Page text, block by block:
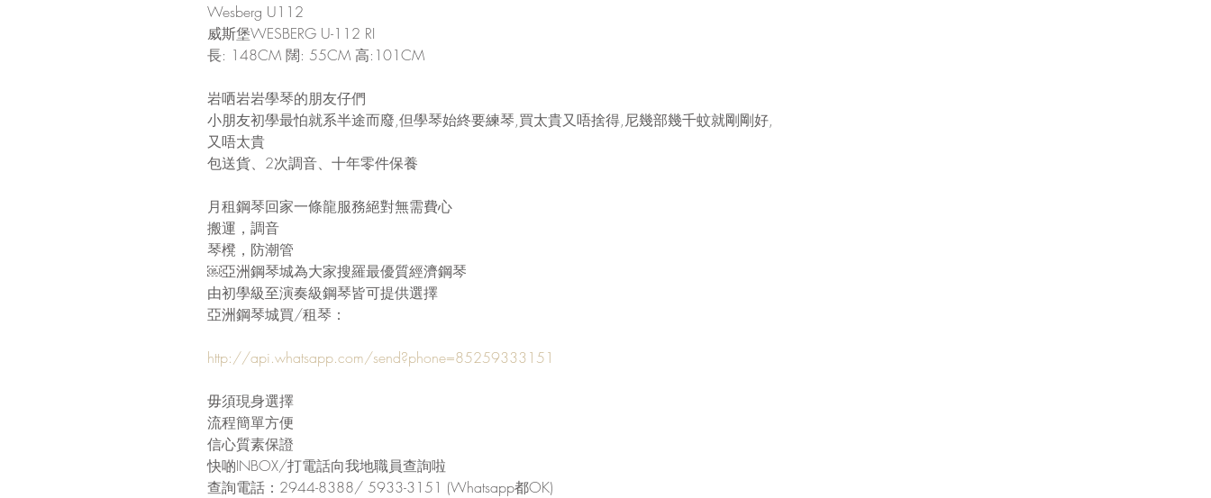
Wesberg U112
威斯堡WESBERG U-112 RI
長: 148CM 闊: 55CM 高:101CM
岩哂岩岩學琴的朋友仔們
小朋友初學最怕就系半途而廢,但學琴始終要練琴,買太貴又唔捨得,尼幾部幾千蚊就剛剛好,
又唔太貴
包送貨、2次調音、十年零件保養
月租鋼琴回家一條龍服務絕對無需費心
搬運，調音
琴櫈，防潮管
￼亞洲鋼琴城為大家搜羅最優質經濟鋼琴
由初學級至演奏級鋼琴皆可提供選擇
亞洲鋼琴城買/租琴：
http://api.whatsapp.com/send?phone=85259333151
毋須現身選擇
流程簡單方便
信心質素保證
快啲INBOX/打電話向我地職員查詢啦
查詢電話：2944-8388/ 5933-3151 (Whatsapp都OK)